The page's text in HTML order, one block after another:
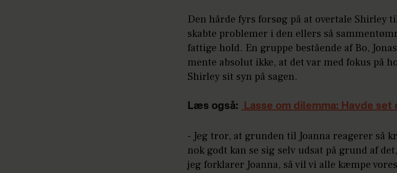
Den hårde fyrs forsøg på at overtale Shirley
skabte problemer i den ellers så
fattige hold. En gruppe bestående af Bo,
mente absolut ikke, at det var med fokus på
Shirley sit syn på sagen.
Læs også: Lasse om dilemma: Havde set
- Jeg tror, at grunden til Joanna reagerer så
nok godt kan se sig selv udsat på grund af
jeg forklarer Joanna, så vil vi alle kæmpe